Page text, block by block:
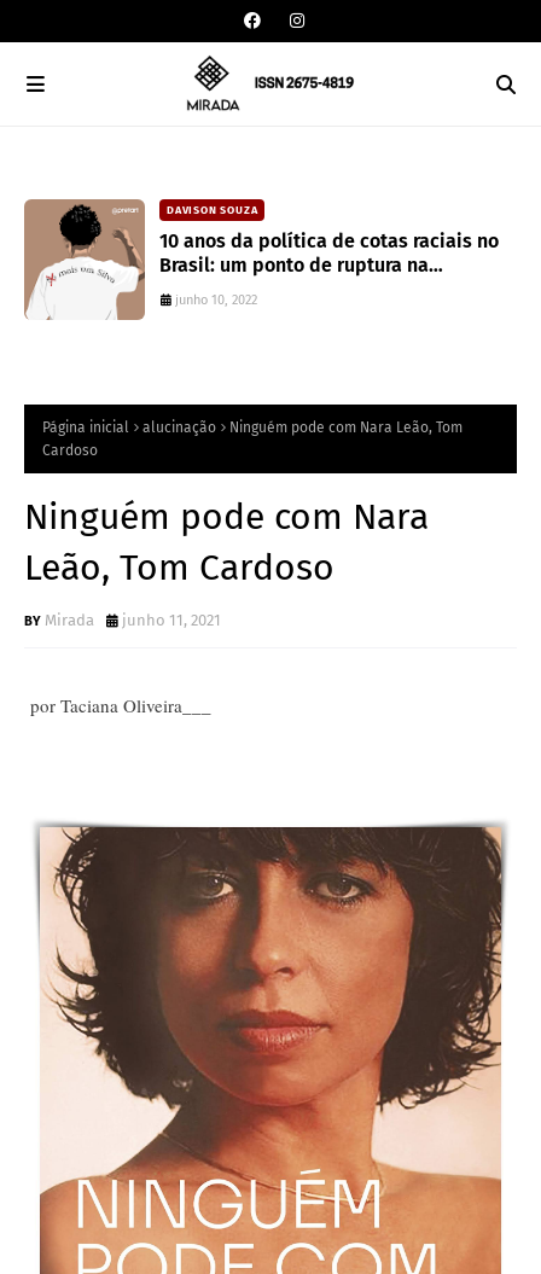
DAVISON SOUZA
10 anos da política de cotas raciais no
Brasil: um ponto de ruptura na
colonialidade
junho 10, 2022
Página inicial alucinação
Ninguém pode com Nara Leão, Tom
Cardoso
Ninguém pode com Nara
Leão, Tom Cardoso
Mirada junho 11, 2021
por Taciana Oliveira___